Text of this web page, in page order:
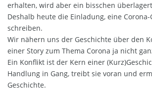
erhalten, wird aber ein bisschen
Deshalb heute die Einladung, eine Corona-
schreiben.
Wir nähern uns der Geschichte über den
einer Story zum Thema Corona ja nicht
Ein Konflikt ist der Kern einer
Handlung in Gang, treibt sie voran und
Geschichte.